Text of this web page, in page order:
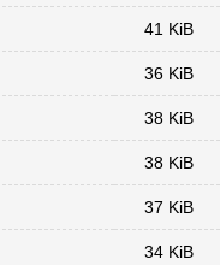
41 KiB
36 KiB
38 KiB
38 KiB
37 KiB
34 KiB